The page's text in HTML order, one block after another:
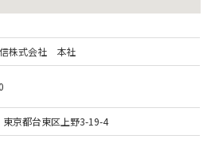
株式会社 本社
京都台東区上野3-19-4